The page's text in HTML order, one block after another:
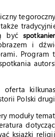
być
i
Program
Polski
moduły
książki